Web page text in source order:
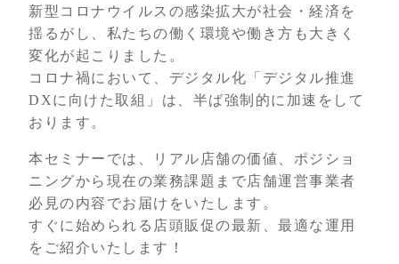
新型コロナウイルスの感染拡大が社会・経済を
揺るがし、私たちの働く環境や働き方も大きく
変化が起こりました。
コロナ禍において、デジタル化「デジタル推進
DXに向けた取組」は、半ば強制的に加速をして
おります。
本セミナーでは、リアル店舗の価値、ポジショ
ニングから現在の業務課題まで店舗運営事業者
必見の内容でお届けをいたします。
すぐに始められる店頭販促の最新、最適な運用
をご紹介いたします！